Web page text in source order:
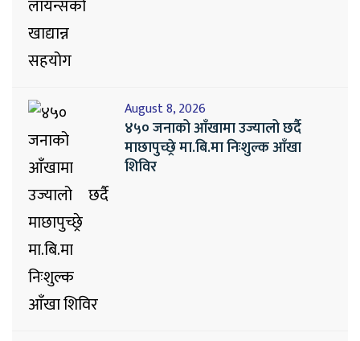
August 8, 2026
४५० जनाको आँखामा उज्यालो छर्दै
माछापुच्छ्रे मा.बि.मा निःशुल्क आँखा
शिविर